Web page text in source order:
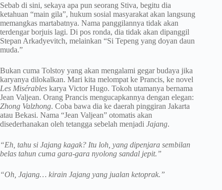
Sebab di sini, sekaya apa pun seorang Stiva, begitu dia
ketahuan “main gila”, hukum sosial masyarakat akan langsung
memangkas martabatnya. Nama panggilannya tidak akan
terdengar borjuis lagi. Di pos ronda, dia tidak akan dipanggil
Stepan Arkadyevitch, melainkan “Si Tepeng yang doyan daun
muda.”
Bukan cuma Tolstoy yang akan mengalami gegar budaya jika
karyanya dilokalkan. Mari kita melompat ke Prancis, ke novel
Les Misérables karya Victor Hugo. Tokoh utamanya bernama
Jean Valjean. Orang Prancis mengucapkannya dengan elegan:
Zhong Valzhong. Coba bawa dia ke daerah pinggiran Jakarta
atau Bekasi. Nama “Jean Valjean” otomatis akan
disederhanakan oleh tetangga sebelah menjadi Jajang.
“Eh, tahu si Jajang kagak? Itu loh, yang dipenjara sembilan
belas tahun cuma gara-gara nyolong sandal jepit.”
“Oh, Jajang… kirain Jajang yang jualan ketoprak.”